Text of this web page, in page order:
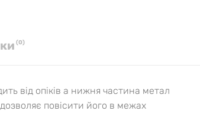
(0)
від опіків а нижня частина метал
повісити його в межах